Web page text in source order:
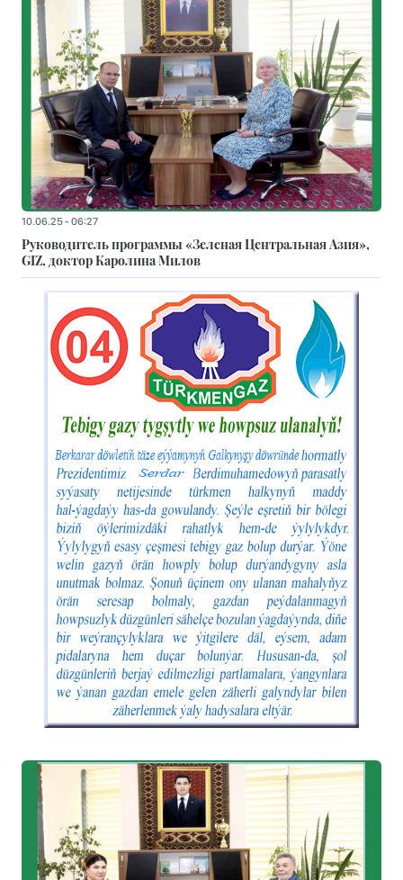
10.06.25 - 06:27
Руководитель программы «Зеленая Центральная Азия»,
GIZ, доктор Каролина Милов